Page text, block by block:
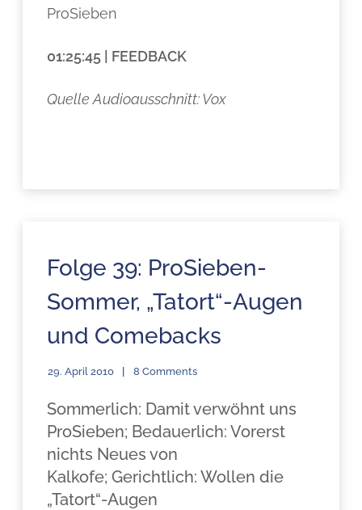
ProSieben
01:25:45 | FEEDBACK
Quelle Audioausschnitt: Vox
Folge 39: ProSieben-
Sommer, „Tatort“-Augen
und Comebacks
29. April 2010 8 Comments
Sommerlich: Damit verwöhnt uns
ProSieben; Bedauerlich: Vorerst
nichts Neues von
Kalkofe; Gerichtlich: Wollen die
„Tatort“-Augen